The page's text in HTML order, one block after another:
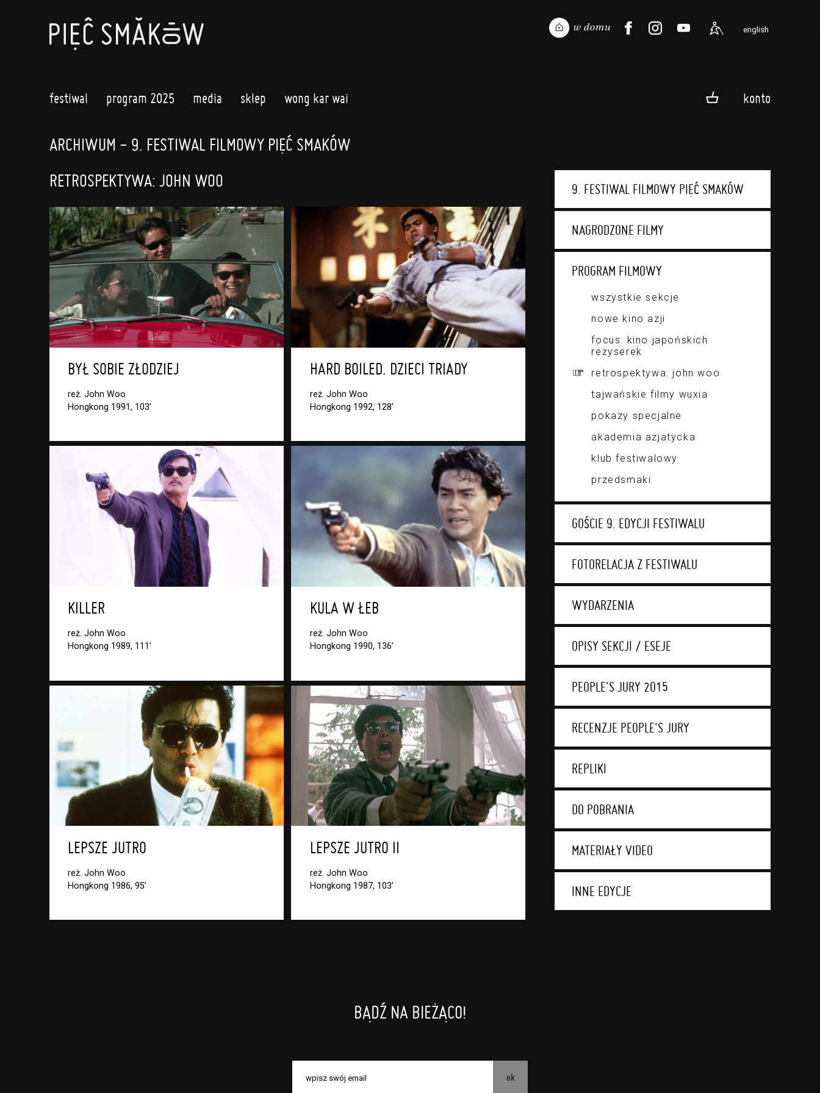
english
festiwal program 2025 media sklep wong kar wai konto
ARCHIWUM - 9. FESTIWAL FILMOWY PIĘĆ SMAKÓW
9. FESTIWAL FILMOWY PIĘĆ SMAKÓW
NAGRODZONE FILMY
PROGRAM FILMOWY
wszystkie sekcje
nowe kino azji
focus: kino japońskich
reżyserek
retrospektywa: john woo
tajwańskie filmy wuxia
pokazy specjalne
akademia azjatycka
klub festiwalowy
przedsmaki
GOŚCIE 9. EDYCJI FESTIWALU
FOTORELACJA Z FESTIWALU
WYDARZENIA
OPISY SEKCJI / ESEJE
PEOPLE'S JURY 2015
RECENZJE PEOPLE'S JURY
REPLIKI
DO POBRANIA
MATERIAŁY VIDEO
INNE EDYCJE
RETROSPEKTYWA: JOHN WOO
BYŁ SOBIE ZŁODZIEJ
reż. John Woo
Hongkong 1991, 103’
HARD BOILED. DZIECI TRIADY
reż. John Woo
Hongkong 1992, 128’
KILLER
reż. John Woo
Hongkong 1989, 111’
KULA W ŁEB
reż. John Woo
Hongkong 1990, 136’
LEPSZE JUTRO
reż. John Woo
Hongkong 1986, 95’
LEPSZE JUTRO II
reż. John Woo
Hongkong 1987, 103’
BĄDŹ NA BIEŻĄCO!
ok